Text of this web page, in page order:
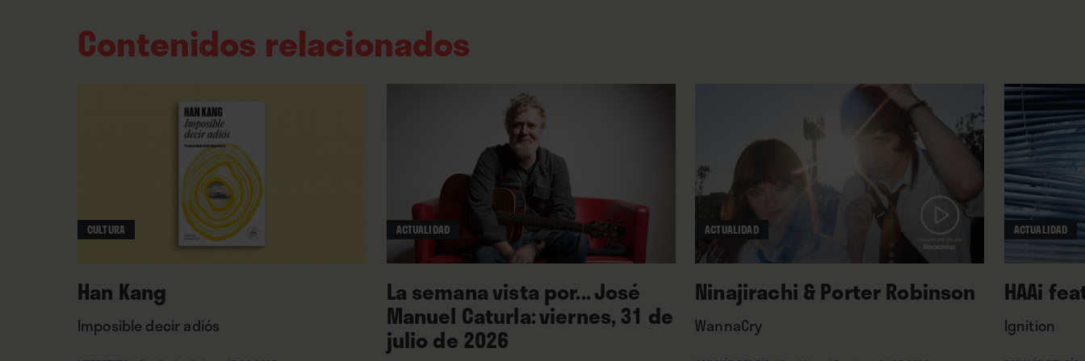
Contenidos relacionados
CULTURA
Han Kang
Imposible decir adiós
ACTUALIDAD
La semana vista por... José
Manuel Caturla: viernes, 31 de
julio de 2026
ACTUALIDAD
Ninajirachi & Porter Robinson
WannaCry
ACTUALIDAD
HAAi
Ignition